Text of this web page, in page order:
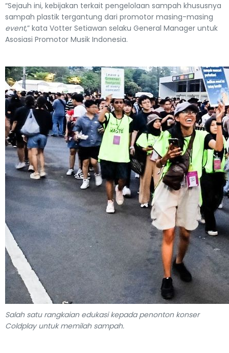
“Sejauh ini, kebijakan terkait pengelolaan sampah khususnya
sampah plastik tergantung dari promotor masing-masing
event,” kata Votter Setiawan selaku General Manager untuk
Asosiasi Promotor Musik Indonesia.
Salah satu rangkaian edukasi kepada penonton konser
Coldplay untuk memilah sampah.